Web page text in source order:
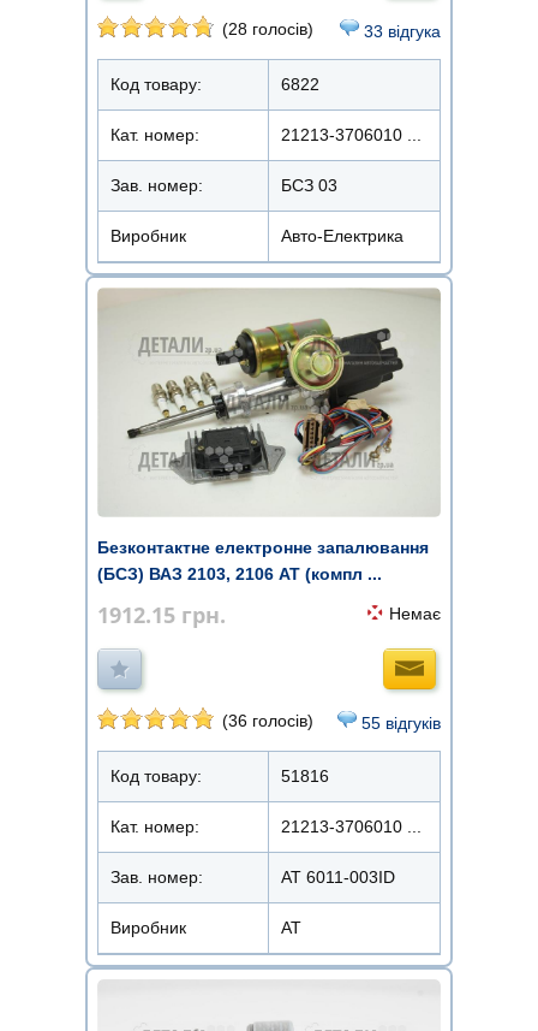
(28 голосів) 33 відгука
Код товару: 6822
Кат. номер: 21213-3706010 ...
Зав. номер: БСЗ 03
Виробник Авто-Електрика
Безконтактне електронне запалювання
(БСЗ) ВАЗ 2103, 2106 АТ (компл ...
1912.15 грн. Немає
(36 голосів) 55 відгуків
Код товару: 51816
Кат. номер: 21213-3706010 ...
Зав. номер: AT 6011-003ID
Виробник АТ